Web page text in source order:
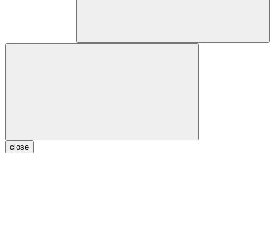
close